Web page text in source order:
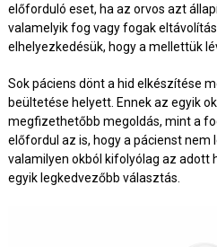
előforduló eset, ha az orvos azt
valamelyik fog vagy fogak
elhelyezkedésük, hogy a mellettük
Sok páciens dönt a hid elkészítése
beültetése helyett. Ennek az egyik
megfizethetőbb megoldás, mint a
előfordul az is, hogy a pácienst nem
valamilyen okból kifolyólag az adott
egyik legkedvezőbb választás.